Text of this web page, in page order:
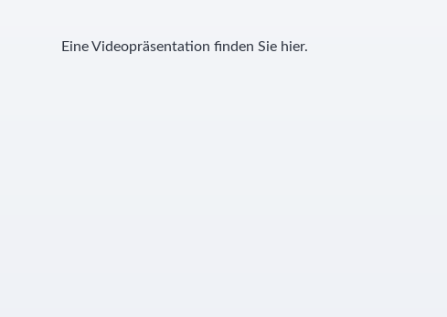
Eine Videopräsentation finden Sie hier.